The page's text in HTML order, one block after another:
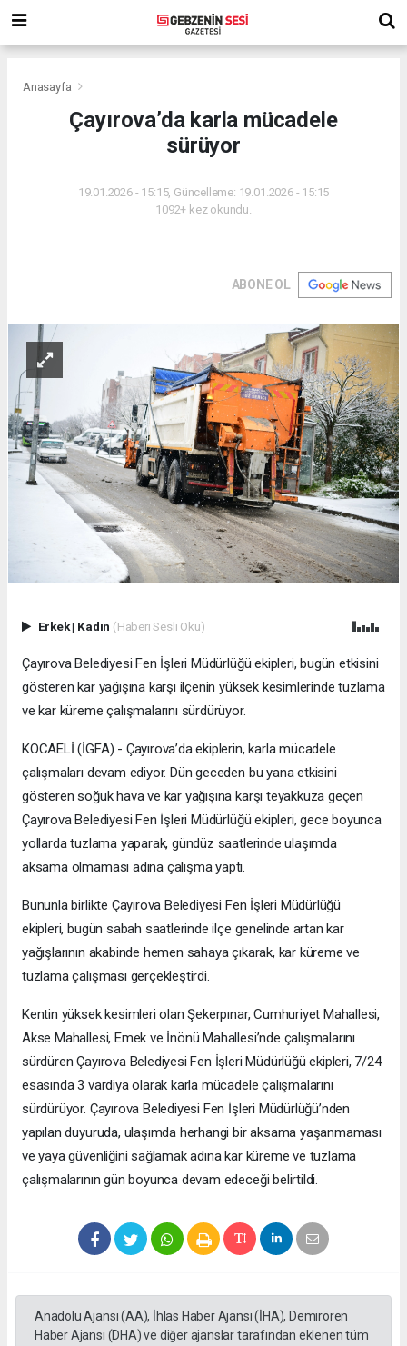
Anasayfa
Çayırova’da karla mücadele
sürüyor
19.01.2026 - 15:15, Güncelleme: 19.01.2026 - 15:15
1092+ kez okundu.
ABONE OL
Erkek| Kadın (Haberi Sesli Oku)
Çayırova Belediyesi Fen İşleri Müdürlüğü ekipleri, bugün etkisini
gösteren kar yağışına karşı ilçenin yüksek kesimlerinde tuzlama
ve kar küreme çalışmalarını sürdürüyor.
KOCAELİ (İGFA) - Çayırova’da ekiplerin, karla mücadele
çalışmaları devam ediyor. Dün geceden bu yana etkisini
gösteren soğuk hava ve kar yağışına karşı teyakkuza geçen
Çayırova Belediyesi Fen İşleri Müdürlüğü ekipleri, gece boyunca
yollarda tuzlama yaparak, gündüz saatlerinde ulaşımda
aksama olmaması adına çalışma yaptı.
Bununla birlikte Çayırova Belediyesi Fen İşleri Müdürlüğü
ekipleri, bugün sabah saatlerinde ilçe genelinde artan kar
yağışlarının akabinde hemen sahaya çıkarak, kar küreme ve
tuzlama çalışması gerçekleştirdi.
Kentin yüksek kesimleri olan Şekerpınar, Cumhuriyet Mahallesi,
Akse Mahallesi, Emek ve İnönü Mahallesi’nde çalışmalarını
sürdüren Çayırova Belediyesi Fen İşleri Müdürlüğü ekipleri, 7/24
esasında 3 vardiya olarak karla mücadele çalışmalarını
sürdürüyor. Çayırova Belediyesi Fen İşleri Müdürlüğü’nden
yapılan duyuruda, ulaşımda herhangi bir aksama yaşanmaması
ve yaya güvenliğini sağlamak adına kar küreme ve tuzlama
çalışmalarının gün boyunca devam edeceği belirtildi.
Anadolu Ajansı (AA), İhlas Haber Ajansı (İHA), Demirören
Haber Ajansı (DHA) ve diğer ajanslar tarafından eklenen tüm